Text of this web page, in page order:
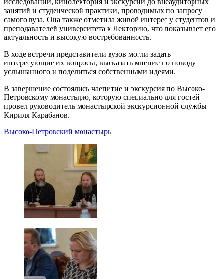
занятий и студенческой практики, проводимых по запросу
самого вуза. Она также отметила живой интерес у студентов и
преподавателей университета к Лекторию, что показывает его
актуальность и высокую востребованность.
В ходе встречи представители вузов могли задать
интересующие их вопросы, высказать мнение по поводу
услышанного и поделиться собственными идеями.
В завершение состоялись чаепитие и экскурсия по Высоко-
Петровскому монастырю, которую специально для гостей
провел руководитель монастырской экскурсионной службы
Кирилл Карабанов.
Высоко-Петровский монастырь